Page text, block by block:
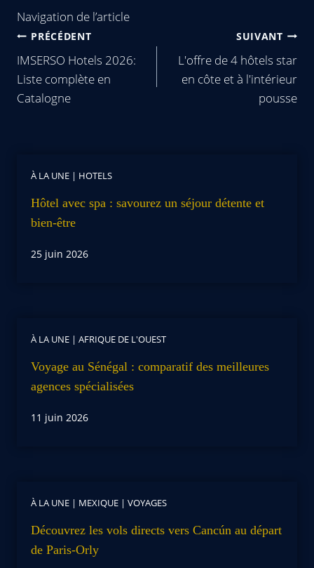
Navigation de l’article
PRÉCÉDENT
IMSERSO Hotels 2026:
Liste complète en
Catalogne
SUIVANT
L'offre de 4 hôtels star
en côte et à l'intérieur
pousse
À LA UNE | HOTELS
Hôtel avec spa : savourez un séjour détente et
bien-être
25 juin 2026
À LA UNE | AFRIQUE DE L'OUEST
Voyage au Sénégal : comparatif des meilleures
agences spécialisées
11 juin 2026
À LA UNE | MEXIQUE | VOYAGES
Découvrez les vols directs vers Cancún au départ
de Paris-Orly